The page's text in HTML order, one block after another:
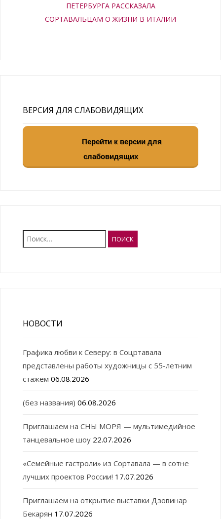
ПЕТЕРБУРГА РАССКАЗАЛА
СОРТАВАЛЬЦАМ О ЖИЗНИ В ИТАЛИИ
ВЕРСИЯ ДЛЯ СЛАБОВИДЯЩИХ
Перейти к версии для
слабовидящих
Найти:
НОВОСТИ
Графика любви к Северу: в Соцртавала
представлены работы художницы с 55-летним
стажем 06.08.2026
(без названия) 06.08.2026
Приглашаем на СНЫ МОРЯ — мультимедийное
танцевальное шоу 22.07.2026
«Семейные гастроли» из Сортавала — в сотне
лучших проектов России! 17.07.2026
Приглашаем на открытие выставки Дзовинар
Бекарян 17.07.2026